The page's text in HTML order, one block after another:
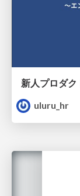
uluru_hr